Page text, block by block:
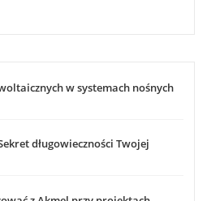
w systemach nośnych
długowieczności Twojej